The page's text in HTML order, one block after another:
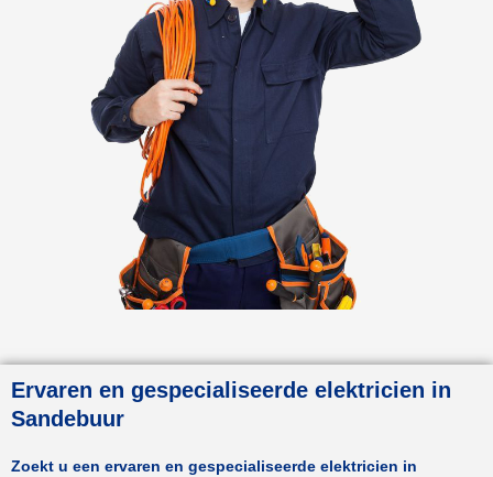
Ervaren en gespecialiseerde elektricien in
Sandebuur
Zoekt u een ervaren en gespecialiseerde elektricien in